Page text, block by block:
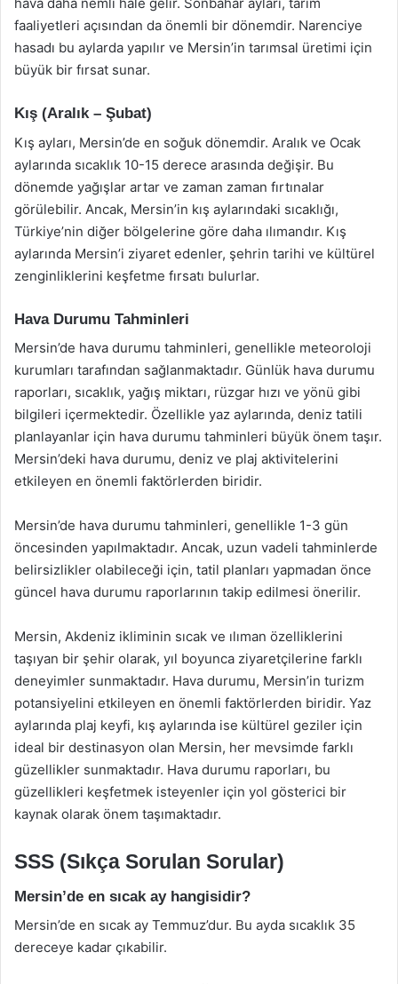
faaliyetleri açısından da önemli bir dönemdir. Narenciye
hasadı bu aylarda yapılır ve Mersin’in tarımsal üretimi için
büyük bir fırsat sunar.
Kış (Aralık – Şubat)
Kış ayları, Mersin’de en soğuk dönemdir. Aralık ve Ocak
aylarında sıcaklık 10-15 derece arasında değişir. Bu
dönemde yağışlar artar ve zaman zaman fırtınalar
görülebilir. Ancak, Mersin’in kış aylarındaki sıcaklığı,
Türkiye’nin diğer bölgelerine göre daha ılımandır. Kış
aylarında Mersin’i ziyaret edenler, şehrin tarihi ve kültürel
zenginliklerini keşfetme fırsatı bulurlar.
Hava Durumu Tahminleri
Mersin’de hava durumu tahminleri, genellikle meteoroloji
kurumları tarafından sağlanmaktadır. Günlük hava durumu
raporları, sıcaklık, yağış miktarı, rüzgar hızı ve yönü gibi
bilgileri içermektedir. Özellikle yaz aylarında, deniz tatili
planlayanlar için hava durumu tahminleri büyük önem taşır.
Mersin’deki hava durumu, deniz ve plaj aktivitelerini
etkileyen en önemli faktörlerden biridir.
Mersin’de hava durumu tahminleri, genellikle 1-3 gün
öncesinden yapılmaktadır. Ancak, uzun vadeli tahminlerde
belirsizlikler olabileceği için, tatil planları yapmadan önce
güncel hava durumu raporlarının takip edilmesi önerilir.
Mersin, Akdeniz ikliminin sıcak ve ılıman özelliklerini
taşıyan bir şehir olarak, yıl boyunca ziyaretçilerine farklı
deneyimler sunmaktadır. Hava durumu, Mersin’in turizm
potansiyelini etkileyen en önemli faktörlerden biridir. Yaz
aylarında plaj keyfi, kış aylarında ise kültürel geziler için
ideal bir destinasyon olan Mersin, her mevsimde farklı
güzellikler sunmaktadır. Hava durumu raporları, bu
güzellikleri keşfetmek isteyenler için yol gösterici bir
kaynak olarak önem taşımaktadır.
SSS (Sıkça Sorulan Sorular)
Mersin’de en sıcak ay hangisidir?
Mersin’de en sıcak ay Temmuz’dur. Bu ayda sıcaklık 35
dereceye kadar çıkabilir.